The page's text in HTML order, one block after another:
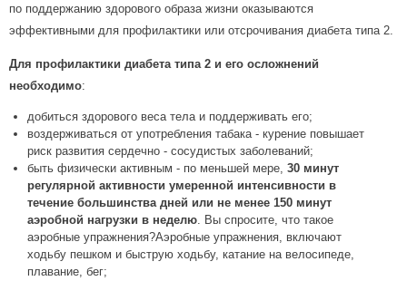
по поддержанию здорового образа жизни оказываются
эффективными для профилактики или отсрочивания диабета типа 2.
Для профилактики диабета типа 2 и его осложнений
необходимо:
добиться здорового веса тела и поддерживать его;
воздерживаться от употребления табака - курение повышает
риск развития сердечно - сосудистых заболеваний;
быть физически активным - по меньшей мере, 30 минут
регулярной активности умеренной интенсивности в
течение большинства дней или не менее 150 минут
аэробной нагрузки в неделю. Вы спросите, что такое
аэробные упражнения?Аэробные упражнения, включают
ходьбу пешком и быструю ходьбу, катание на велосипеде,
плавание, бег;